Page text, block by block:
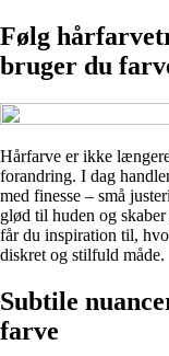
Følg
bruger du
Hårfarve er ikke
forandring. I dag
med finesse – små
glød til huden og
får du inspiration til,
diskret og stilfuld måde.
Subtile
farve